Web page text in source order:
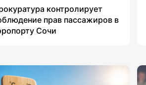
контролирует
прав пассажиров в
Сочи